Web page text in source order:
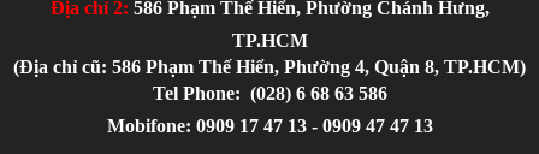
Địa chỉ 2: 586 Phạm Thế Hiển, Phường Chánh Hưng,
TP.HCM
(Địa chỉ cũ: 586 Phạm Thế Hiển, Phường 4, Quận 8, TP.HCM)
Tel Phone: (028) 6 68 63 586
Mobifone: 0909 17 47 13 - 0909 47 47 13